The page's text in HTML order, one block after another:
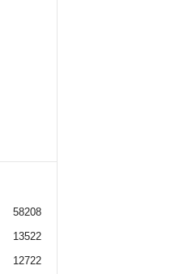
58208
13522
12722